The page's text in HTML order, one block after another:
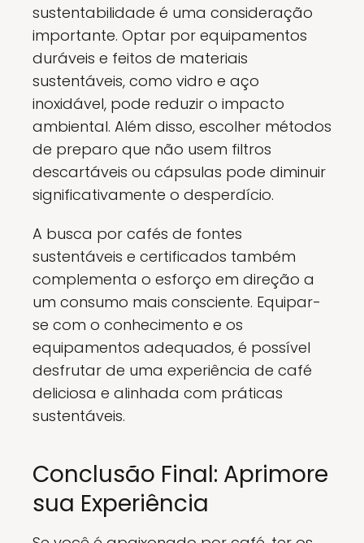
sustentabilidade é uma consideração
importante. Optar por equipamentos
duráveis e feitos de materiais
sustentáveis, como vidro e aço
inoxidável, pode reduzir o impacto
ambiental. Além disso, escolher métodos
de preparo que não usem filtros
descartáveis ou cápsulas pode diminuir
significativamente o desperdício.
A busca por cafés de fontes
sustentáveis e certificados também
complementa o esforço em direção a
um consumo mais consciente. Equipar-
se com o conhecimento e os
equipamentos adequados, é possível
desfrutar de uma experiência de café
deliciosa e alinhada com práticas
sustentáveis.
Conclusão Final: Aprimore
sua Experiência